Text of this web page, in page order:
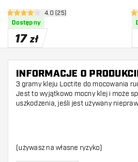
otwórz panel recenzji
4 gwiazdki oceny4.0 (25)
Dostępny
17 zł
INFORMACJE O
3 gramy kleju Loctite do mocowania
Jest to wyjątkowo mocny klej i może
uszkodzenia, jeśli jest używany
(używasz na własne ryzyko)